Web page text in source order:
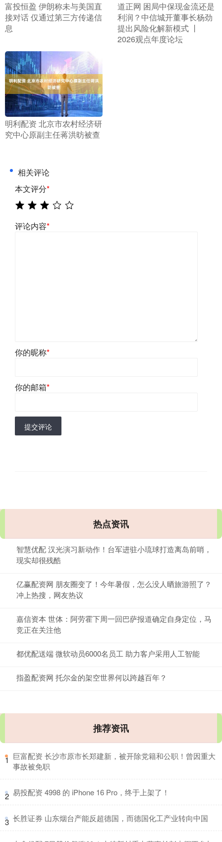
​富投恒盈 伊朗称未与美国直
接对话 仅通过第三方传递信
息
​道正网 困局中保现金流还是
利润？中信城开董事长杨劲
提出风险化解新模式 丨
2026观点年度论坛
​明利配资 北京市农村经济研
究中心原副主任蒋洪昉被查
相关评论
本文评分*
评论内容*
你的昵称*
你的邮箱*
提交评论
热点资讯
智慧优配 汉光演习新动作！台军进驻小琉球打造离岛前哨，
现实却很残酷
亿赢配资网 朋友圈变了！今年暑假，怎么没人晒旅游照了？
冲上热搜，网友热议
嘉信资本 世体：阿劳霍下周一回巴萨报道确定自身定位，马
竞正在关注他
都优配送端 微软动员6000名员工 助力客户采用人工智能
指盈配资网 托尔金的架空世界何以跨越百年？
推荐资讯
1 ​巨富配资 长沙市原市长郑建新，被开除党籍和公职！曾因重大
事故被免职
2 ​易投配资 4998 的 iPhone 16 Pro，终于上架了！
3 ​长胜证券 山东烟台产能反超德国，而德国化工产业转向中国